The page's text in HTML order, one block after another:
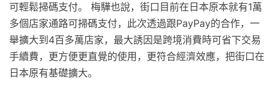
可輕鬆掃碼支付。 梅驊也說，街口目前在日本原本就有1萬
多個店家通路可掃碼支付，此次透過跟PayPay的合作，一
舉擴大到4百多萬店家，最大誘因是跨境消費時可省下交易
手續費，更方便更直覺的使用，更符合經濟效應，把街口在
日本原有基礎擴大。